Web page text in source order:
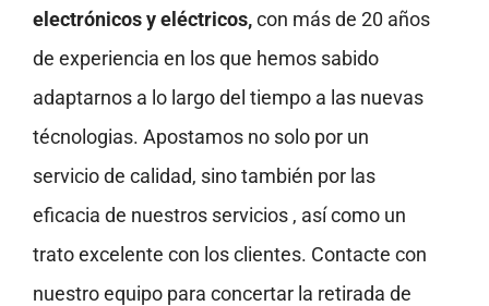
electrónicos y eléctricos,con más de 20 años
de experiencia en los que hemos sabido
adaptarnos a lo largo del tiempo a las nuevas
técnologias. Apostamos no solo por un
servicio de calidad, sino también por las
eficacia de nuestros servicios , así como un
trato excelente con los clientes. Contacte con
nuestro equipo para concertar la retirada de